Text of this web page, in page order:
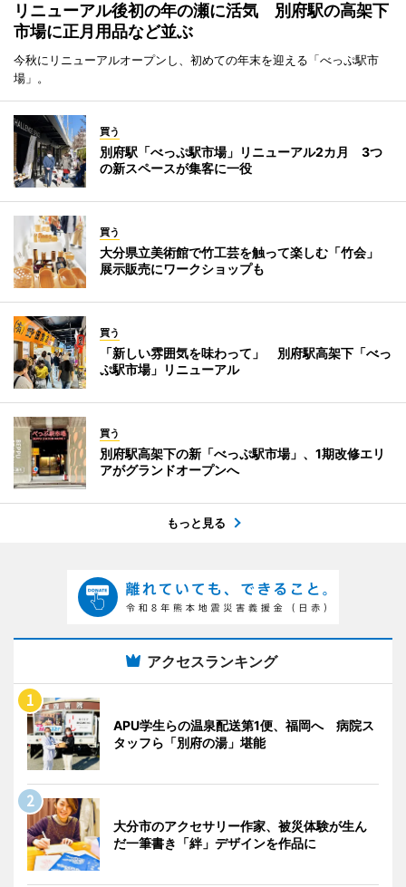
リニューアル後初の年の瀬に活気 別府駅の高架下
市場に正月用品など並ぶ
今秋にリニューアルオープンし、初めての年末を迎える「べっぷ駅市
場」。
買う
別府駅「べっぷ駅市場」リニューアル2カ月 3つ
の新スペースが集客に一役
買う
大分県立美術館で竹工芸を触って楽しむ「竹会」
展示販売にワークショップも
買う
「新しい雰囲気を味わって」 別府駅高架下「べっ
ぷ駅市場」リニューアル
買う
別府駅高架下の新「べっぷ駅市場」、1期改修エリ
アがグランドオープンへ
もっと見る
アクセスランキング
APU学生らの温泉配送第1便、福岡へ 病院ス
タッフら「別府の湯」堪能
大分市のアクセサリー作家、被災体験が生ん
だ一筆書き「絆」デザインを作品に